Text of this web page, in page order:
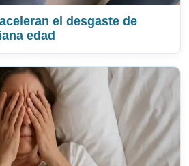
el desgaste de
edad